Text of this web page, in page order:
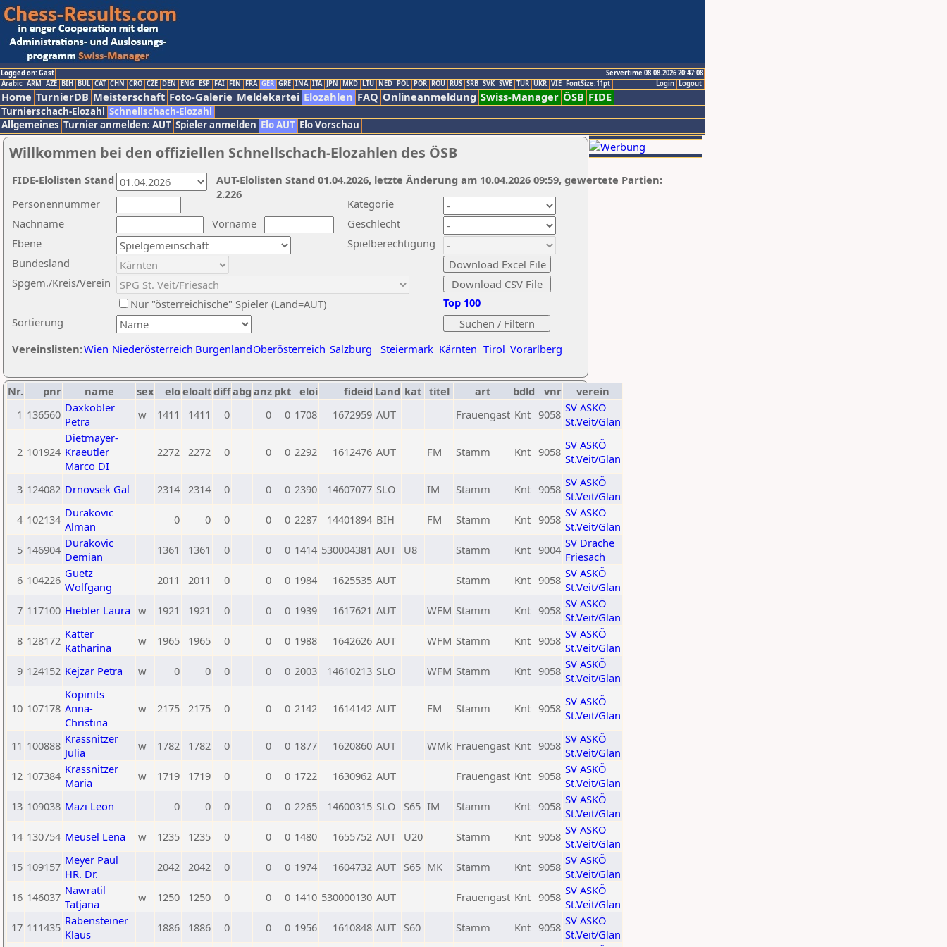
Logged on: Gast
Servertime 08.08.2026 20:47:08
Logout
Login
Arabic ARM AZE BIH BUL CAT CHN CRO CZE DEN ENG ESP FAI FIN FRA GER GRE INA ITA JPN MKD LTU NED POL POR ROU RUS SRB SVK SWE TUR UKR VIE FontSize:11pt
Home TurnierDB Meisterschaft Foto-Galerie Meldekartei Elozahlen FAQ Onlineanmeldung Swiss-Manager ÖSB FIDE
Turnierschach-Elozahl Schnellschach-Elozahl
Allgemeines Turnier anmelden: AUT Spieler anmelden Elo AUT Elo Vorschau
Willkommen bei den offiziellen Schnellschach-Elozahlen des ÖSB
Nachname
Vorname
Ebene
Kategorie
Sortierung
Personennummer
Bundesland
Spgem./Kreis/Verein
Geschlecht
Nur "österreichische" Spieler (Land=AUT)
Spielberechtigung
Vereinslisten:Wien Niederösterreich BurgenlandOberösterreich Salzburg Steiermark Kärnten Tirol Vorarlberg
Top 100
AUT-Elolisten Stand 01.04.2026, letzte Änderung am 10.04.2026 09:59, gewertete Partien:
2.226
FIDE-Elolisten Stand
Nr. pnr name sex eloeloaltdiffabg anz pkt eloi fideid Land kat titel art bdld vnr
verein
1 136560 Daxkobler
Petra
w 1411 1411 0 0 0 1708 1672959 AUT Frauengast Knt 9058 SV ASKÖ
St.Veit/Glan
2 101924
Dietmayer-
Kraeutler
Marco DI
2272 2272 0 0 0 2292 1612476 AUT FM Stamm Knt 9058 SV ASKÖ
St.Veit/Glan
3 124082 Drnovsek Gal 2314 2314 0 0 0 2390 14607077 SLO IM Stamm Knt 9058 SV ASKÖ
St.Veit/Glan
4 102134 Durakovic
Alman
0 0 0 0 0 2287 14401894 BIH FM Stamm Knt 9058 SV ASKÖ
St.Veit/Glan
5 146904 Durakovic
Demian
1361 1361 0 0 0 1414 530004381 AUT U8 Stamm Knt 9004 SV Drache
Friesach
6 104226 Guetz
Wolfgang
2011 2011 0 0 0 1984 1625535 AUT Stamm Knt 9058 SV ASKÖ
St.Veit/Glan
7 117100 Hiebler Laura w 1921 1921 0 0 0 1939 1617621 AUT WFM Stamm Knt 9058 SV ASKÖ
St.Veit/Glan
8 128172 Katter
Katharina
w 1965 1965 0 0 0 1988 1642626 AUT WFM Stamm Knt 9058 SV ASKÖ
St.Veit/Glan
9 124152 Kejzar Petra w 0 0 0 0 0 2003 14610213 SLO WFM Stamm Knt 9058 SV ASKÖ
St.Veit/Glan
10 107178
Kopinits
Anna-
Christina
w 2175 2175 0 0 0 2142 1614142 AUT FM Stamm Knt 9058 SV ASKÖ
St.Veit/Glan
11 100888 Krassnitzer
Julia
w 1782 1782 0 0 0 1877 1620860 AUT WMk Frauengast Knt 9058 SV ASKÖ
St.Veit/Glan
12 107384 Krassnitzer
Maria
w 1719 1719 0 0 0 1722 1630962 AUT Frauengast Knt 9058 SV ASKÖ
St.Veit/Glan
13 109038 Mazi Leon 0 0 0 0 0 2265 14600315 SLO S65 IM Stamm Knt 9058 SV ASKÖ
St.Veit/Glan
14 130754 Meusel Lena w 1235 1235 0 0 0 1480 1655752 AUT U20 Stamm Knt 9058 SV ASKÖ
St.Veit/Glan
15 109157 Meyer Paul
HR. Dr.
2042 2042 0 0 0 1974 1604732 AUT S65 MK Stamm Knt 9058 SV ASKÖ
St.Veit/Glan
16 146037 Nawratil
Tatjana
w 1250 1250 0 0 0 1410 530000130 AUT Frauengast Knt 9058 SV ASKÖ
St.Veit/Glan
17 111435 Rabensteiner
Klaus
1886 1886 0 0 0 1956 1610848 AUT S60 Stamm Knt 9058 SV ASKÖ
St.Veit/Glan